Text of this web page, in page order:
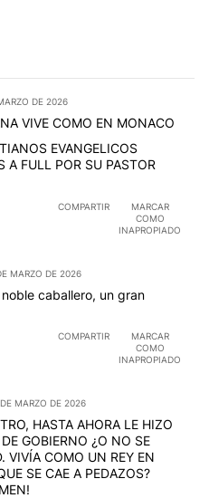
DE 2026
VIVE COMO EN MONACO
EVANGELICOS
A FULL POR SU PASTOR
COMPARTIR
MARCAR
COMO
INAPROPIADO
MARZO DE 2026
caballero, un gran
COMPARTIR
MARCAR
COMO
INAPROPIADO
MARZO DE 2026
HASTA AHORA LE HIZO
GOBIERNO ¿O NO SE
VIVÍA COMO UN REY EN
SE CAE A PEDAZOS?